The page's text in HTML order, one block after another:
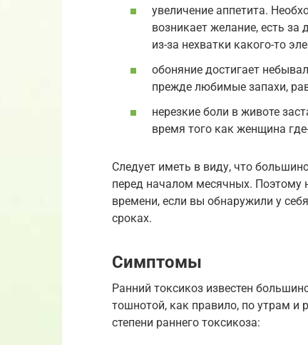
увеличение аппетита.
возникает желание, есть
из-за нехватки какого-то
обоняние достигает
прежде любимые запахи,
нерезкие боли в животе
время того как женщина
Следует иметь в виду, что
перед началом месячных. Поэтому
времени, если вы обнаружили у
сроках.
Симптомы
Ранний токсикоз известен
тошнотой, как правило, по утрам
степени раннего токсикоза: